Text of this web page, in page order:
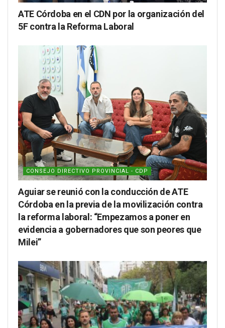
ATE Córdoba en el CDN por la organización del
5F contra la Reforma Laboral
CONSEJO DIRECTIVO PROVINCIAL - CDP
Aguiar se reunió con la conducción de ATE
Córdoba en la previa de la movilización contra
la reforma laboral: “Empezamos a poner en
evidencia a gobernadores que son peores que
Milei”